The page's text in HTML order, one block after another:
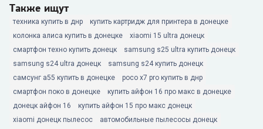
Также ищут
техника купить в днр
купить картридж для принтера в донецке
колонка алиса купить в донецке
xiaomi 15 ultra донецк
смартфон техно купить донецк
samsung s25 ultra купить донецк
samsung s24 ultra донецк
samsung s24 купить донецк
самсунг а55 купить в донецке
poco x7 pro купить в днр
смартфон поко в донецке
купить айфон 16 про макс в донецке
донецк айфон 16
купить айфон 15 про макс донецк
xiaomi донецк пылесос
автомобильные пылесосы донецк